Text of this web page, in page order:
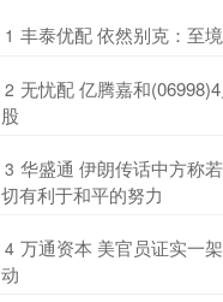
1 丰泰优配 依然别克：至
2 无忧配 亿腾嘉和
股
3 华盛通 伊朗传话中方称
切有利于和平的努力
4 万通资本 美官员证实一
动